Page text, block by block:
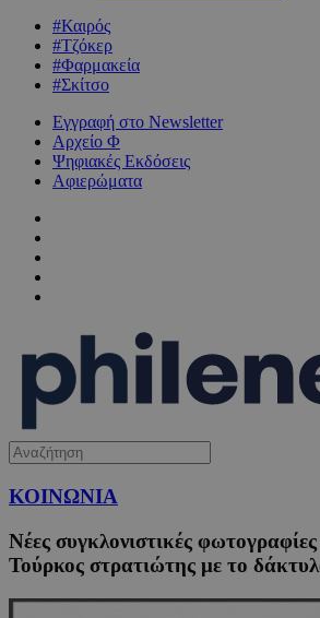
#Καιρός
#Τζόκερ
#Φαρμακεία
#Σκίτσο
Εγγραφή στο Newsletter
Αρχείο Φ
Ψηφιακές Εκδόσεις
Αφιερώματα
ΚΟΙΝΩΝΙΑ
Νέες συγκλονιστικές
Τούρκος στρατιώτης με το